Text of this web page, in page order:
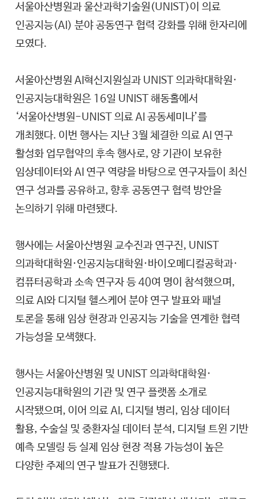
서울아산병원과 울산과학기술원(UNIST)이 의료
인공지능(AI) 분야 공동연구 협력 강화를 위해 한자리에
모였다.
서울아산병원 AI혁신지원실과 UNIST 의과학대학원·
인공지능대학원은 16일 UNIST 해동홀에서
‘서울아산병원-UNIST 의료 AI 공동세미나’를
개최했다. 이번 행사는 지난 3월 체결한 의료 AI 연구
활성화 업무협약의 후속 행사로, 양 기관이 보유한
임상데이터와 AI 연구 역량을 바탕으로 연구자들이 최신
연구 성과를 공유하고, 향후 공동연구 협력 방안을
논의하기 위해 마련됐다.
행사에는 서울아산병원 교수진과 연구진, UNIST
의과학대학원·인공지능대학원·바이오메디컬공학과·
컴퓨터공학과 소속 연구자 등 40여 명이 참석했으며,
의료 AI와 디지털 헬스케어 분야 연구 발표와 패널
토론을 통해 임상 현장과 인공지능 기술을 연계한 협력
가능성을 모색했다.
행사는 서울아산병원 및 UNIST 의과학대학원·
인공지능대학원의 기관 및 연구 플랫폼 소개로
시작됐으며, 이어 의료 AI, 디지털 병리, 임상 데이터
활용, 수술실 및 중환자실 데이터 분석, 디지털 트윈 기반
예측 모델링 등 실제 임상 현장 적용 가능성이 높은
다양한 주제의 연구 발표가 진행됐다.